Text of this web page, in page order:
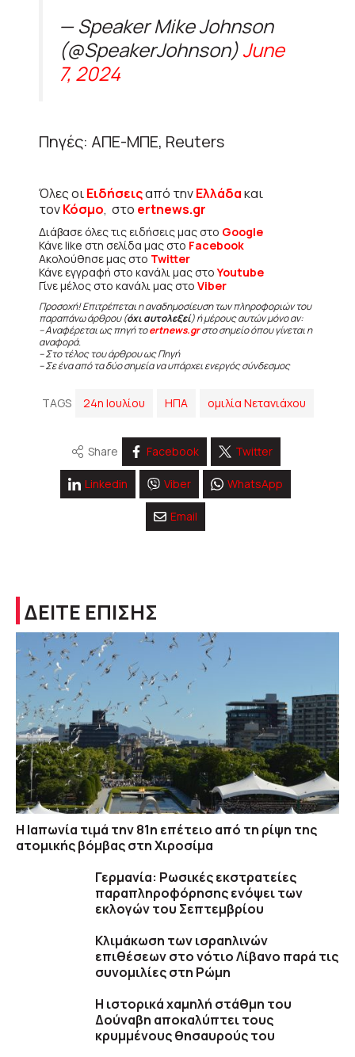
— Speaker Mike Johnson
(@SpeakerJohnson)June
7, 2024
Πηγές: ΑΠΕ-ΜΠΕ, Reuters
Όλες οιΕιδήσειςαπό τηνΕλλάδακαι
τονΚόσμο, στο ertnews.gr
Διάβασε όλες τις ειδήσεις μας στο Google
Κάνε like στη σελίδα μας στο Facebook
Ακολούθησε μας στο Twitter
Κάνε εγγραφή στο κανάλι μας στοYoutube
Γίνε μέλος στο κανάλι μας στο Viber
Προσοχή! Επιτρέπεται η αναδημοσίευση των πληροφοριών του
παραπάνω άρθρου (όχι αυτολεξεί) ή μέρους αυτών μόνο αν:
– Αναφέρεται ως πηγή τοertnews.grστο σημείο όπου γίνεται η
αναφορά.
– Στο τέλος του άρθρου ως Πηγή
– Σε ένα από τα δύο σημεία να υπάρχει ενεργός σύνδεσμος
TAGS 24η Ιουλίου ΗΠΑ ομιλία Νετανιάχου
Share Facebook Twitter
Linkedin Viber WhatsApp
Email
ΔΕΙΤΕ ΕΠΙΣΗΣ
Η Ιαπωνία τιμά την 81η επέτειο από τη ρίψη της
ατομικής βόμβας στη Χιροσίμα
Γερμανία: Ρωσικές εκστρατείες
παραπληροφόρησης ενόψει των
εκλογών του Σεπτεμβρίου
Κλιμάκωση των ισραηλινών
επιθέσεων στο νότιο Λίβανο παρά τις
συνομιλίες στη Ρώμη
Η ιστορικά χαμηλή στάθμη του
Δούναβη αποκαλύπτει τους
κρυμμένους θησαυρούς του